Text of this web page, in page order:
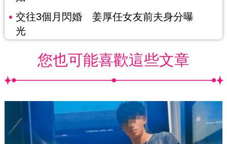
交往3個月閃婚 姜厚任女友前夫身分曝
光
您也可能喜歡這些文章